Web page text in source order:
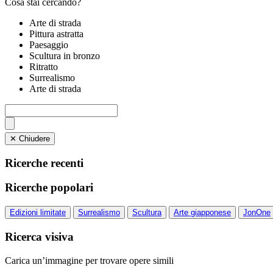
Cosa stai cercando?
Arte di strada
Pittura astratta
Paesaggio
Scultura in bronzo
Ritratto
Surrealismo
Arte di strada
✕ Chiudere
Ricerche recenti
Ricerche popolari
Edizioni limitate Surrealismo Scultura Arte giapponese JonOne
Ricerca visiva
Carica un’immagine per trovare opere simili